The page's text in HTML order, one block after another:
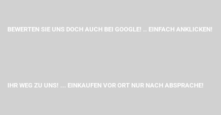
BEWERTEN SIE UNS DOCH AUCH BEI GOOGLE! .. EINFACH ANKLICKEN!
IHR WEG ZU UNS! ... EINKAUFEN VOR ORT NUR NACH ABSPRACHE!